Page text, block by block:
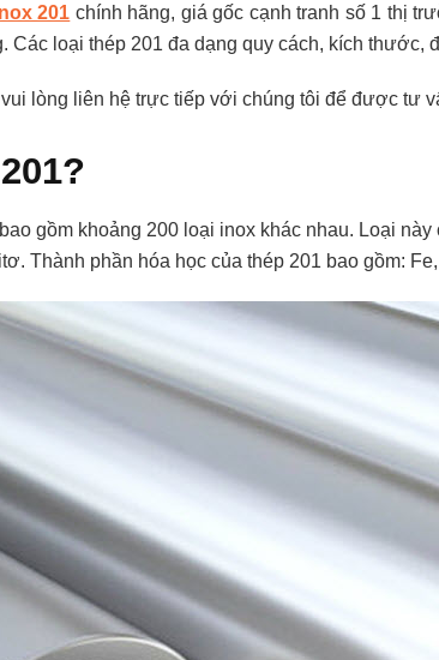
201 chính hãng, giá gốc cạnh tranh số 1 thị
loại thép 201 đa dạng quy cách, kích thước,
vui lòng liên hệ trực tiếp với chúng tôi để được tư
gồm khoảng 200 loại inox khác nhau. Loại
Thành phần hóa học của thép 201 bao gồm: